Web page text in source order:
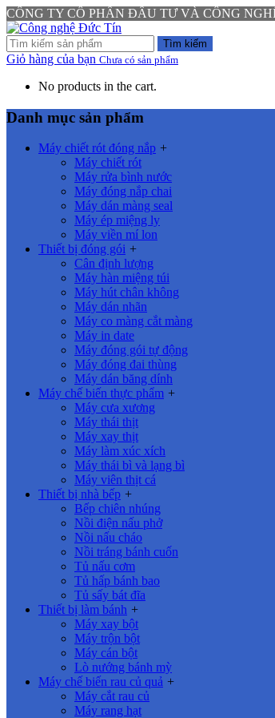
CÔNG TY CỔ PHẦN ĐẦU TƯ VÀ CÔNG
Tìm kiếm
Giỏ hàng của bạn Chưa có sản phẩm
No products in the cart.
Danh mục sản phẩm
Máy chiết rót đóng nắp +
Máy chiết rót
Máy rửa bình nước
Máy đóng nắp chai
Máy dán màng seal
Máy ép miệng ly
Máy viền mí lon
Thiết bị đóng gói +
Cân định lượng
Máy hàn miệng túi
Máy hút chân không
Máy dán nhãn
Máy co màng cắt màng
Máy in date
Máy đóng gói tự động
Máy đóng đai thùng
Máy dán băng dính
Máy chế biến thực phẩm +
Máy cưa xương
Máy thái thịt
Máy xay thịt
Máy làm xúc xích
Máy thái bì và lạng bì
Máy viên thịt cá
Thiết bị nhà bếp +
Bếp chiên nhúng
Nồi điện nấu phở
Nồi nấu cháo
Nồi tráng bánh cuốn
Tủ nấu cơm
Tủ hấp bánh bao
Tủ sấy bát đĩa
Thiết bị làm bánh +
Máy xay bột
Máy trộn bột
Máy cán bột
Lò nướng bánh mỳ
Máy chế biến rau củ quả +
Máy cắt rau củ
Máy rang hạt